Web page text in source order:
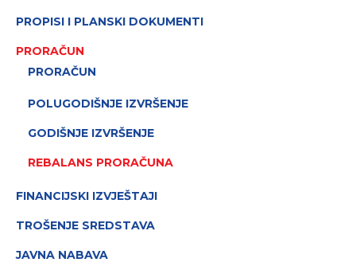
PROPISI I PLANSKI DOKUMENTI
PRORAČUN
PRORAČUN
POLUGODIŠNJE IZVRŠENJE
GODIŠNJE IZVRŠENJE
REBALANS PRORAČUNA
FINANCIJSKI IZVJEŠTAJI
TROŠENJE SREDSTAVA
JAVNA NABAVA